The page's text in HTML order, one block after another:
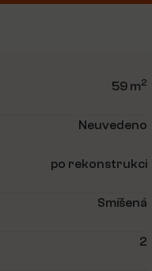
59 m2
Neuvedeno
po rekonstrukci
Smíšená
2